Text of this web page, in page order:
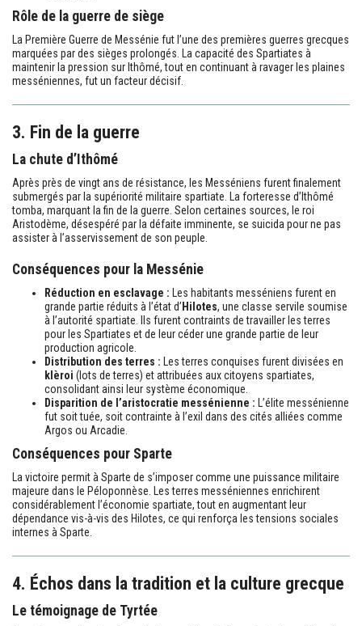
Rôle de la guerre de siège
La Première Guerre de Messénie fut l’une des premières guerres grecques
marquées par des sièges prolongés. La capacité des Spartiates à
maintenir la pression sur Ithômé, tout en continuant à ravager les plaines
messéniennes, fut un facteur décisif.
3. Fin de la guerre
La chute d’Ithômé
Après près de vingt ans de résistance, les Messéniens furent finalement
submergés par la supériorité militaire spartiate. La forteresse d’Ithômé
tomba, marquant la fin de la guerre. Selon certaines sources, le roi
Aristodème, désespéré par la défaite imminente, se suicida pour ne pas
assister à l’asservissement de son peuple.
Conséquences pour la Messénie
Réduction en esclavage : Les habitants messéniens furent en
grande partie réduits à l’état d’Hilotes, une classe servile soumise
à l’autorité spartiate. Ils furent contraints de travailler les terres
pour les Spartiates et de leur céder une grande partie de leur
production agricole.
Distribution des terres : Les terres conquises furent divisées en
klèroi (lots de terres) et attribuées aux citoyens spartiates,
consolidant ainsi leur système économique.
Disparition de l’aristocratie messénienne : L’élite messénienne
fut soit tuée, soit contrainte à l’exil dans des cités alliées comme
Argos ou Arcadie.
Conséquences pour Sparte
La victoire permit à Sparte de s’imposer comme une puissance militaire
majeure dans le Péloponnèse. Les terres messéniennes enrichirent
considérablement l’économie spartiate, tout en augmentant leur
dépendance vis-à-vis des Hilotes, ce qui renforça les tensions sociales
internes à Sparte.
4. Échos dans la tradition et la culture grecque
Le témoignage de Tyrtée